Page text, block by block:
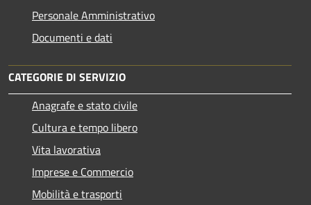
Personale Amministrativo
Documenti e dati
CATEGORIE DI SERVIZIO
Anagrafe e stato civile
Cultura e tempo libero
Vita lavorativa
Imprese e Commercio
Mobilità e trasporti